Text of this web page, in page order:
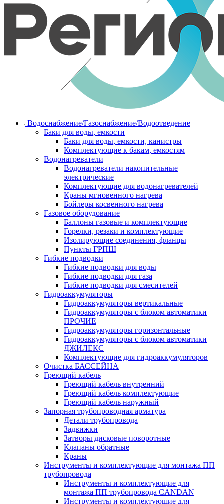
Водоснабжение/Газоснабжение/Водоотведение
Баки для воды, емкости
Баки для воды, емкости, канистры
Комплектующие к бакам, емкостям
Водонагреватели
Водонагреватели накопительные
электрические
Комплектующие для водонагревателей
Краны мгновенного нагрева
Бойлеры косвенного нагрева
Газовое оборудование
Баллоны газовые и комплектующие
Горелки, резаки и комплектующие
Изолирующие соединения, фланцы
Пункты ГРПШ
Гибкие подводки
Гибкие подводки для воды
Гибкие подводки для газа
Гибкие подводки для смесителей
Гидроаккумуляторы
Гидроаккумуляторы вертикальные
Гидроаккумуляторы с блоком автоматики
ПРОЧИЕ
Гидроаккумуляторы горизонтальные
Гидроаккумуляторы с блоком автоматики
ДЖИЛЕКС
Комплектующие для гидроаккумуляторов
Очистка БАССЕЙНА
Греющий кабель
Греющий кабель внутренний
Греющий кабель комплектующие
Греющий кабель наружный
Запорная трубопроводная арматура
Детали трубопровода
Задвижки
Затворы дисковые поворотные
Клапаны обратные
Краны
Инструменты и комплектующие для монтажа ПП
трубопровода
Инструменты и комплектующие для
монтажа ПП трубопровода CANDAN
Инструменты и комплектующие для